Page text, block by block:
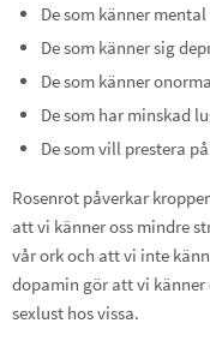
De som känner
De som känner sig
De som känner
De som har minskad
De som vill prestera
Rosenrot påverkar
att vi känner oss mindre
vår ork och att vi inte
dopamin gör att vi känner
sexlust hos vissa.